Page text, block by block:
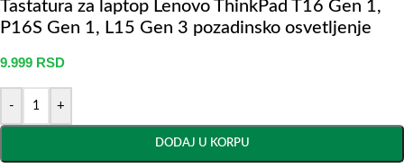
Tastatura za laptop Lenovo ThinkPad T16 Gen 1,
P16S Gen 1, L15 Gen 3 pozadinsko osvetljenje
9.999 RSD
- +
DODAJ U KORPU